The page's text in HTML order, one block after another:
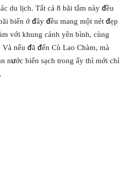
du lịch. Tất cả 8 bãi tắm này đều
biển ở đây đều mang một nét đẹp
với khung cảnh yên bình, cùng
nếu đã đến Cù Lao Chàm, mà
nước biển sạch trong ấy thì mới chỉ